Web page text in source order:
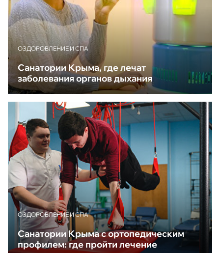
ОЗДОРОВЛЕНИЕ И СПА
Санатории Крыма, где лечат
заболевания органов дыхания
ОЗДОРОВЛЕНИЕ И СПА
Санатории Крыма с ортопедическим
профилем: где пройти лечение